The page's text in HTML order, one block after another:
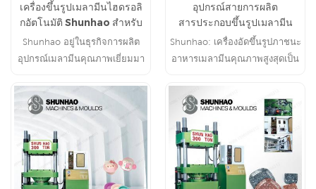
เครื่องขึ้นรูปเมลามีนไฮดรอลิ
กอัตโนมัติ Shunhao สำหรับ
ภาชนะอาหาร
Shunhao อยู่ในธุรกิจการผลิต
อุปกรณ์เมลามีนคุณภาพเยี่ยมมา
ทนทานและโซลูชันที่เชื่อถือได้
สำหรับสายการผลิตของคุณ
อุปกรณ์สายการผลิต
สารประกอบขึ้นรูปเมลามีน
สำหรับเครื่องใช้บนโต๊ะอาหาร
Shunhao
Shunhao: เครื่องอัดขึ้นรูปภาชนะ
อาหารเมลามีนคุณภาพสูงสุดเป็น